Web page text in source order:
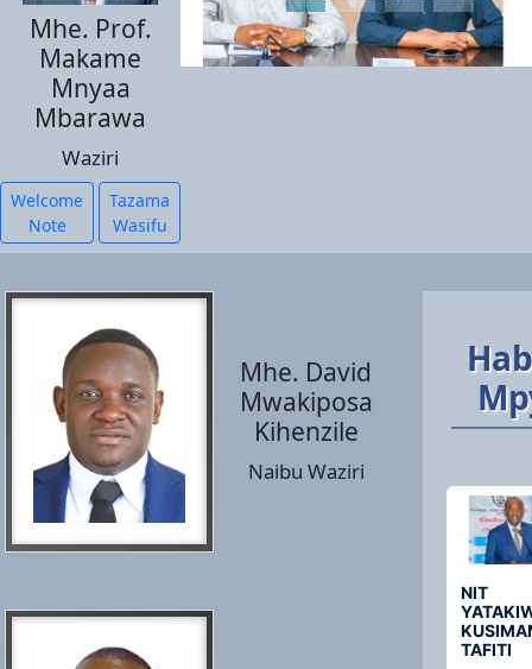
Mhe. Prof.
Makame
Mnyaa
Mbarawa
Waziri
Welcome
Note
Tazama
Wasifu
Mhe. David
Mwakiposa
Kihenzile
Naibu Waziri
NIT
TAFITI